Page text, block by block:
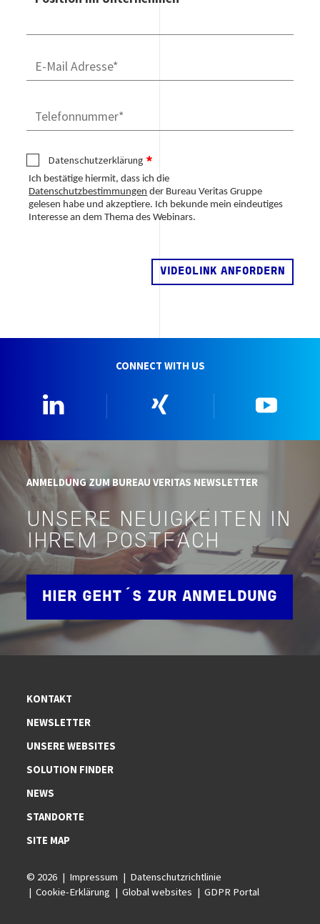
Telefonnummer
Datenschutzerklärung
Ich bestätige hiermit, dass ich die
Datenschutzbestimmungen der Bureau Veritas Gruppe
gelesen habe und akzeptiere. Ich bekunde mein eindeutiges
Interesse an dem Thema des Webinars.
CONNECT WITH US
ANMELDUNG ZUM BUREAU VERITAS NEWSLETTER
UNSERE NEUIGKEITEN IN
IHREM POSTFACH
HIER GEHT´S ZUR ANMELDUNG
KONTAKT
NEWSLETTER
UNSERE WEBSITES
SOLUTION FINDER
NEWS
STANDORTE
SITE MAP
© 2026 Impressum
Datenschutzrichtlinie
Cookie-Erklärung
Global websites GDPR Portal